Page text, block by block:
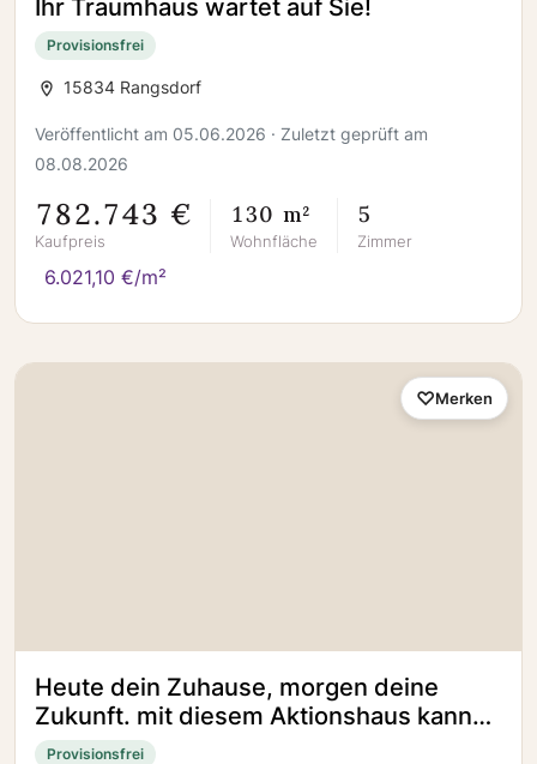
Ihr Traumhaus wartet auf Sie!
Provisionsfrei
15834 Rangsdorf
Veröffentlicht am 05.06.2026 · Zuletzt geprüft am
08.08.2026
782.743 €
Kaufpreis
130 m²
Wohnfläche
5
Zimmer
6.021,10 €/m²
Heute dein Zuhause, morgen deine
Zukunft. mit diesem Aktionshaus kann
das Projekt starten!
Provisionsfrei
Merken